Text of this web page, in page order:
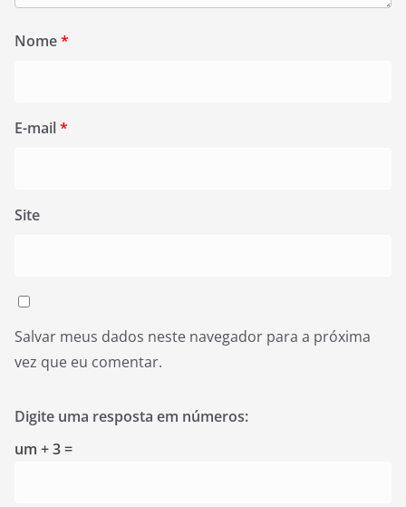
Nome*
E-mail*
Site
Salvar meus dados neste navegador para a próxima
vez que eu comentar.
Digite uma resposta em números:
um + 3 =